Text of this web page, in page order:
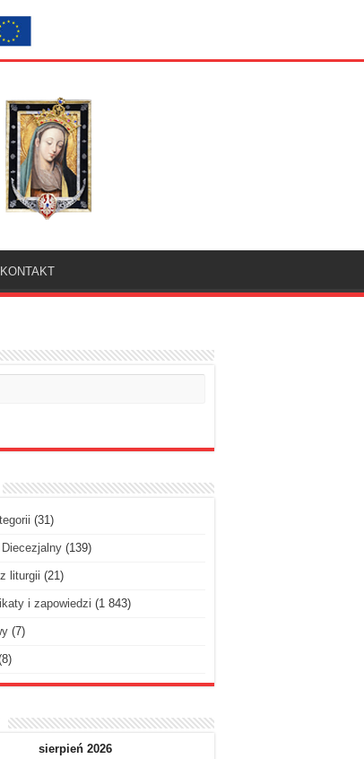
KONTAKT
(31)
(139)
liturgii (21)
i zapowiedzi (1 843)
(7)
sierpień 2026